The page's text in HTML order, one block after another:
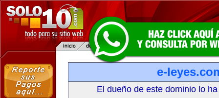
e-
El dueño de este dominio lo